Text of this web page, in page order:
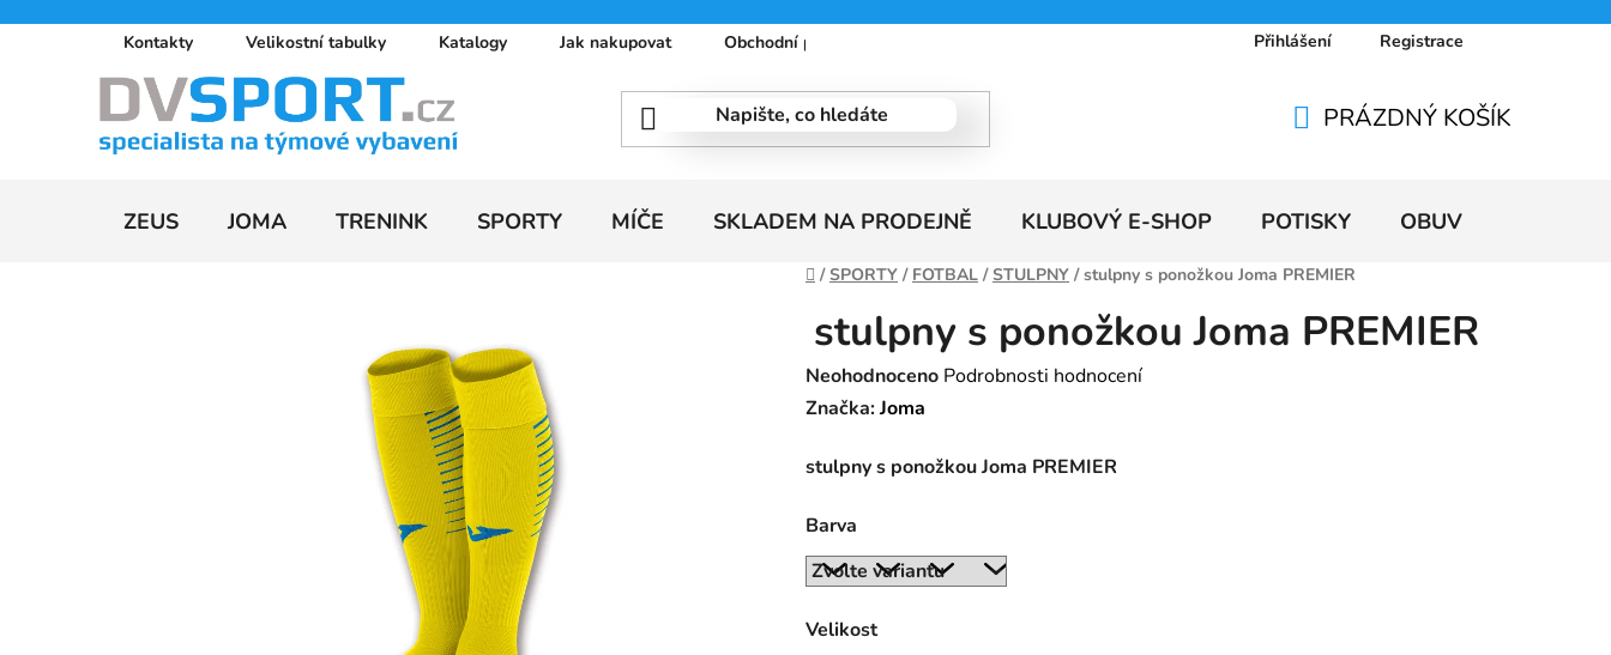
Kontakty Velikostní tabulky Katalogy Jak nakupovat Obchodní podmínky Doprava a platby Ceníky
Přihlášení Registrace
KOŠÍK
PRÁZDNÝ KOŠÍK
ZEUS JOMA TRENINK SPORTY MÍČE SKLADEM NA PRODEJNĚ KLUBOVÝ E-SHOP POTISKY OBUV
Domů
/ SPORTY / FOTBAL / STULPNY / stulpny s ponožkou Joma PREMIER
stulpny s ponožkou Joma PREMIER
Průměrné
hodnocení
je
z
5
Neohodnoceno Podrobnosti hodnocení
Značka:Joma
stulpny s ponožkou Joma PREMIER
Barva
Velikost